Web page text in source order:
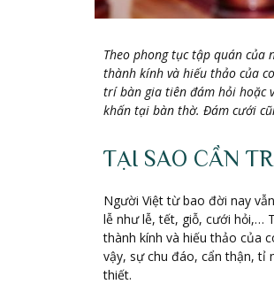
Theo phong tục tập quán
thành kính và hiếu thảo của
trí bàn gia tiên đám hỏi hoặc
khấn tại bàn thờ. Đám cưới
TẠI SAO CẦN
Người Việt từ bao đời nay
lễ như lễ, tết, giỗ, cưới hỏi,…
thành kính và hiếu thảo của
vậy, sự chu đáo, cẩn thận, tỉ
thiết.